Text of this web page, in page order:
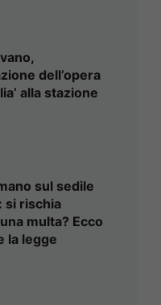
dell’opera
alla stazione
sul sedile
si rischia
multa? Ecco
la legge